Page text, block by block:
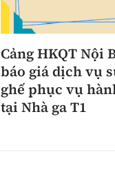
Cảng HKQT Nội
báo giá dịch vụ
ghế phục vụ
tại Nhà ga T1